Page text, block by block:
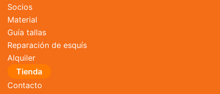
Socios
Material
Guía tallas
Reparación de esquís
Alquiler
Tienda
Contacto